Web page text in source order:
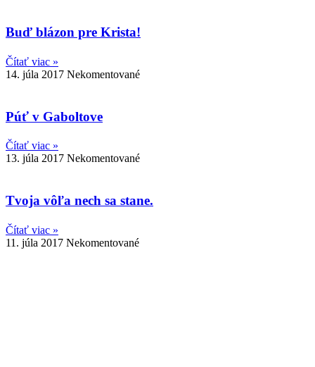
Buď blázon pre Krista!
Čítať viac »
14. júla 2017 Nekomentované
Púť v Gaboltove
Čítať viac »
13. júla 2017 Nekomentované
Tvoja vôľa nech sa stane.
Čítať viac »
11. júla 2017 Nekomentované